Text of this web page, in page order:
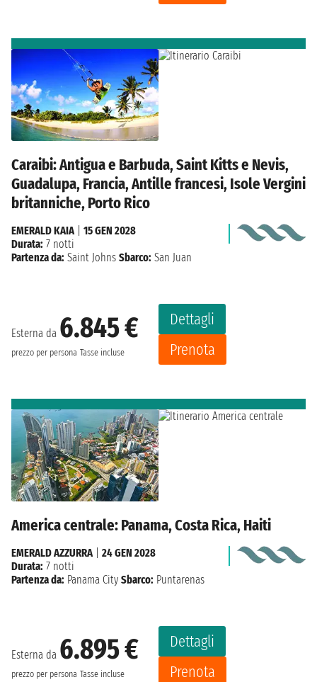
Caraibi: Antigua e Barbuda, Saint Kitts e Nevis,
Guadalupa, Francia, Antille francesi, Isole Vergini
britanniche, Porto Rico
Esterna da 6.845 €
prezzo per persona Tasse incluse
Dettagli
Prenota
EMERALD KAIA| 15 GEN 2028
Durata: 7 notti
Partenza da: Saint Johns Sbarco: San Juan
America centrale: Panama, Costa Rica, Haiti
Esterna da 6.895 €
prezzo per persona Tasse incluse
Dettagli
Prenota
EMERALD AZZURRA
24 GEN 2028
Durata: 7 notti
Partenza da: Panama City Sbarco: Puntarenas